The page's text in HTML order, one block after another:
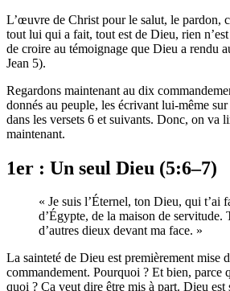
L’œuvre de Christ pour le salut, le pardon,
tout lui qui a fait, tout est de Dieu, rien n’est
de croire au témoignage que Dieu a rendu
Jean 5).
Regardons maintenant au dix
donnés au peuple, les écrivant lui-même
dans les versets 6 et suivants. Donc, on va
maintenant.
1er : Un seul Dieu (5:6–7)
« Je suis l’Éternel, ton Dieu, qui t’ai
d’Égypte, de la maison de servitude.
d’autres dieux devant ma face. »
La sainteté de Dieu est premièrement mise
commandement. Pourquoi ? Et bien, parce
quoi ? Ça veut dire être mis à part. Dieu est